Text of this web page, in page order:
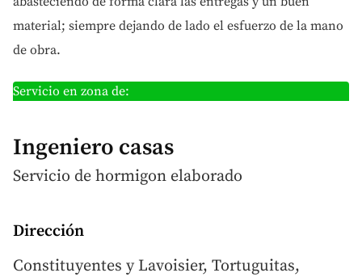
material; siempre dejando de lado el esfuerzo de la mano
de obra.
Servicio en zona de:
Ingeniero casas
Servicio de hormigon elaborado
Dirección
Constituyentes y Lavoisier, Tortuguitas,